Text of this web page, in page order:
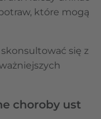
które mogą
się z
choroby ust